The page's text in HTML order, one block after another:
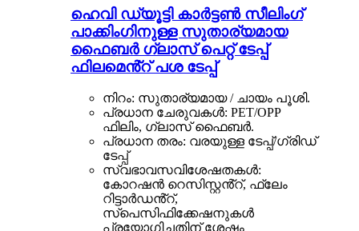
ഹെവി ഡ്യൂട്ടി കാർട്ടൺ സീലിംഗ്
പാക്കിംഗിനുള്ള സുതാര്യമായ
ഫൈബർ ഗ്ലാസ് പെറ്റ് ടേപ്പ്
ഫിലമെൻ്റ് പശ ടേപ്പ്
നിറം: സുതാര്യമായ / ചായം പൂശി.
പ്രധാന ചേരുവകൾ: PET/OPP
ഫിലിം, ഗ്ലാസ് ഫൈബർ.
പ്രധാന തരം: വരയുള്ള ടേപ്പ്/ഗ്രിഡ്
ടേപ്പ്
സ്വഭാവസവിശേഷതകൾ:
കോറഷൻ റെസിസ്റ്റൻ്റ്, ഫ്ലേം
റിട്ടാർഡൻ്റ്,
സ്പെസിഫിക്കേഷനുകൾ
പ്രയോഗിച്ചതിന് ശേഷം